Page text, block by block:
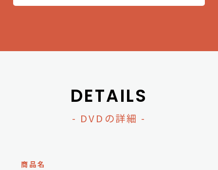
DETAILS
- DVDの詳細 -
商品名